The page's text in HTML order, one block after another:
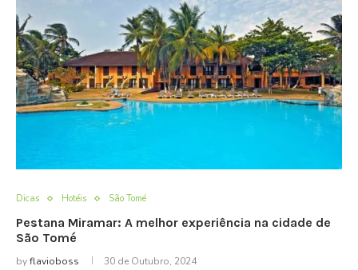
Dicas Hotéis São Tomé
Pestana Miramar: A melhor experiência na cidade de
São Tomé
byflavioboss 30 de Outubro, 2024